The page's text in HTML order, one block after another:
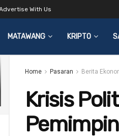
With Us
MATAWANG KRIPTO
Home Pasaran Berita
Krisis